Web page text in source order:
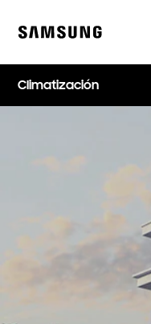
content
Climatización